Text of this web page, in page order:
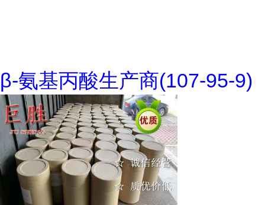
β-氨基丙酸生产商(107-95-9)